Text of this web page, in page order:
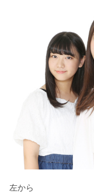
左から